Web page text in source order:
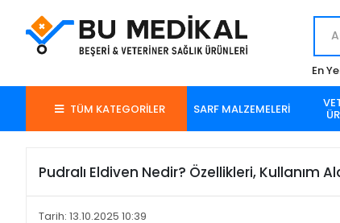
En
TÜM KATEGORİLER SARF MALZEMELERİ
Pudralı Eldiven Nedir? Özellikleri, Kullanım
Tarih: 13.10.2025 10:39